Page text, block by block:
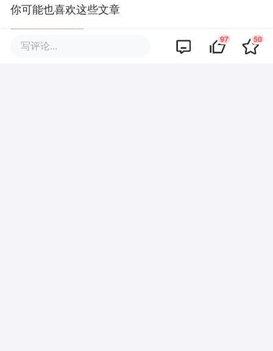
你可能也喜欢这些文章
天才，对AI发展到底有多重要？
写评论... 97 50